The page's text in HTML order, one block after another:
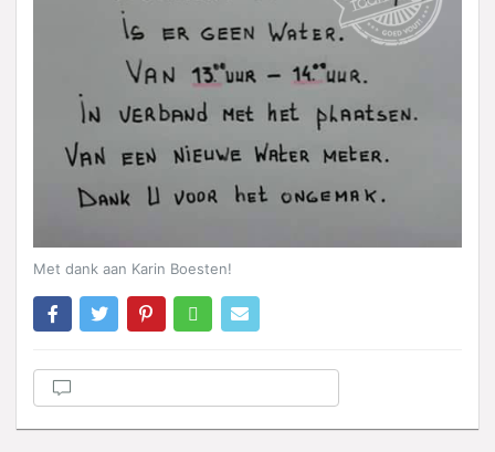
Met dank aan Karin Boesten!